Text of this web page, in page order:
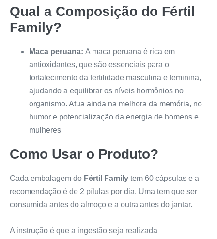
Qual a Composição do Fértil
Family?
Maca peruana: A maca peruana é rica em
antioxidantes, que são essenciais para o
fortalecimento da fertilidade masculina e feminina,
ajudando a equilibrar os níveis hormônios no
organismo. Atua ainda na melhora da memória, no
humor e potencialização da energia de homens e
mulheres.
Como Usar o Produto?
Cada embalagem do Fértil Family tem 60 cápsulas e a
recomendação é de 2 pílulas por dia. Uma tem que ser
consumida antes do almoço e a outra antes do jantar.
A instrução é que a ingestão seja realizada